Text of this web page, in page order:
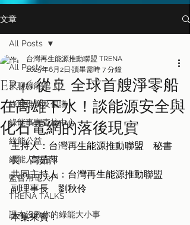
文章
All Posts
來聊綠能吧！
綠能推廣及倡議
綠能事實查核中心
綠能公益
綠能人才指引
監督用電大戶
TRENA TALKS
課本沒教你的綠能大小事
All Posts
EP.46 從🚢 全球首艘淨零船
在高雄下水！談能源安全與
化石電網的落後現實
台灣再生能源推動聯盟 TRENA
2025年6月2日 讀畢需時 7 分鐘
主持人：台灣再生能源推動聯盟　秘書
長　高茹萍
共同主持人：台灣再生能源推動聯盟
副理事長　劉秋伶
本集來賓：